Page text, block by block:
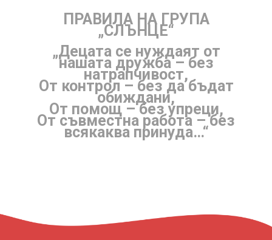
ПРАВИЛА НА ГРУПА
„СЛЪНЦЕ“
„Децата се нуждаят от
нашата дружба – без
натрапчивост,
От контрол – без да бъдат
обиждани,
От помощ – без упреци,
От съвместна работа – без
всякаква принуда…“